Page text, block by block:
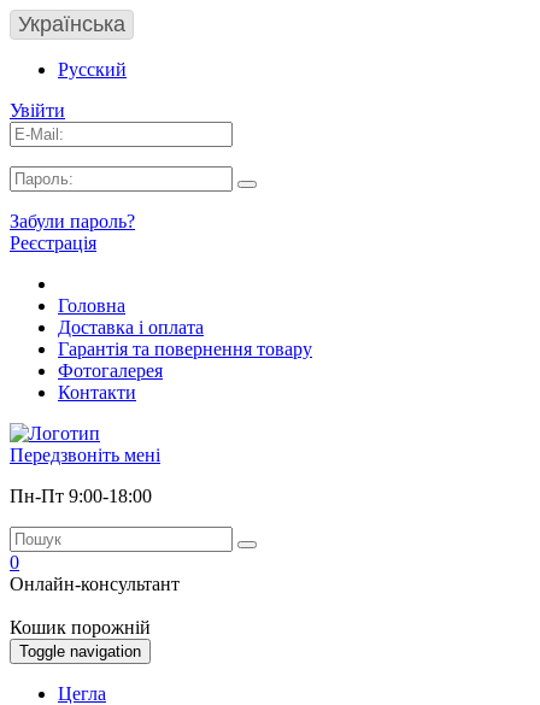
Українська
Русский
Увійти
Забули пароль?
Реєстрація
Головна
Доставка і оплата
Гарантія та повернення товару
Фотогалерея
Контакти
Передзвоніть мені
Пн-Пт 9:00-18:00
0
Онлайн-консультант
Кошик порожній
Toggle navigation
Цегла